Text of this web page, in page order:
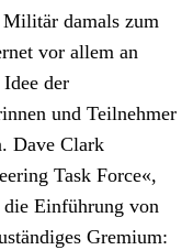
Militär damals zum
vor allem an
der
und Teilnehmer
Dave Clark
Task Force«,
die Einführung von
Gremium: